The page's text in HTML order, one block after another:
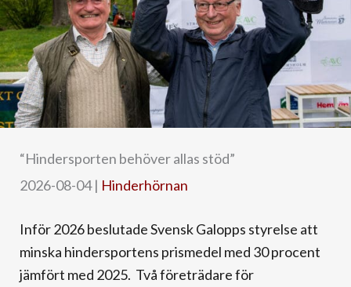
“Hindersporten behöver allas stöd”
2026-08-04| Hinderhörnan
Inför 2026 beslutade Svensk Galopps styrelse att
minska hindersportens prismedel med 30 procent
jämfört med 2025. Två företrädare för